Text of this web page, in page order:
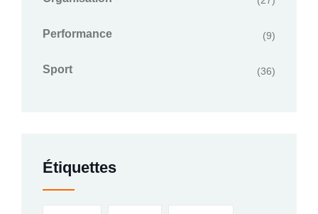
Performance (9)
Sport (36)
Étiquettes